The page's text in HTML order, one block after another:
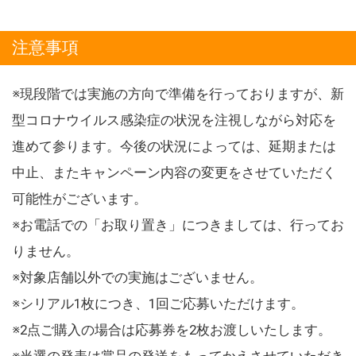
注意事項
※現段階では実施の方向で準備を行っておりますが、新
型コロナウイルス感染症の状況を注視しながら対応を
進めて参ります。今後の状況によっては、延期または
中止、またキャンペーン内容の変更をさせていただく
可能性がございます。
※お電話での「お取り置き」につきましては、行ってお
りません。
※対象店舗以外での実施はございません。
※シリアル1枚につき、1回ご応募いただけます。
※2点ご購入の場合は応募券を2枚お渡しいたします。